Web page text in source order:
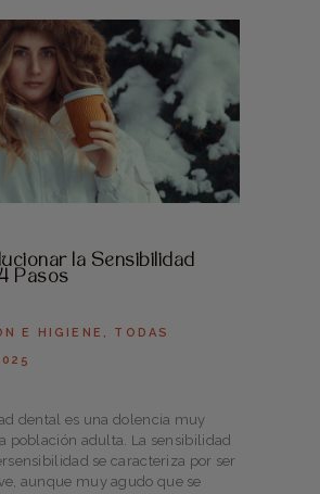
la Sensibilidad
Pasos
E HIGIENE , TODAS
dental es una dolencia muy
población adulta. La sensibilidad
se caracteriza por ser
aunque muy agudo que se